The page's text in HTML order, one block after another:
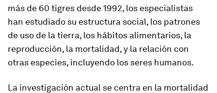
más de 60 tigres desde 1992, los especialistas
han estudiado su estructura social, los patrones
de uso de la tierra, los hábitos alimentarios, la
reproducción, la mortalidad, y la relación con
otras especies, incluyendo los seres humanos.
La investigación actual se centra en la mortalidad